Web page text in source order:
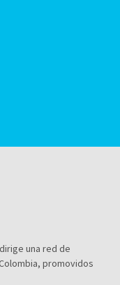
una red de
promovidos